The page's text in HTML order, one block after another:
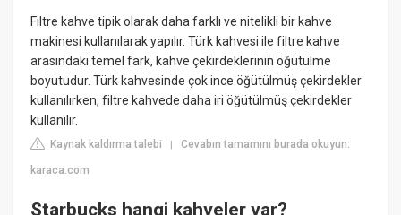
Filtre kahve tipik olarak daha farklı ve nitelikli bir kahve
makinesi kullanılarak yapılır. Türk kahvesi ile filtre kahve
arasındaki temel fark, kahve çekirdeklerinin öğütülme
boyutudur. Türk kahvesinde çok ince öğütülmüş çekirdekler
kullanılırken, filtre kahvede daha iri öğütülmüş çekirdekler
kullanılır.
Kaynak kaldırma talebi |Cevabın tamamını burada okuyun:
karaca.com
Starbucks hangi kahveler var?